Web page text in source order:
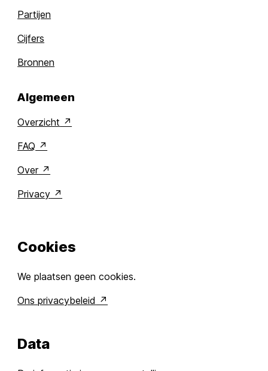
Partijen
Cijfers
Bronnen
Algemeen
Overzicht
FAQ
Over
Privacy
Cookies
We plaatsen geen cookies.
Ons privacybeleid
Data